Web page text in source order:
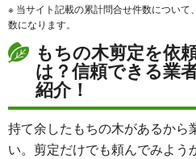
※ 当サイト記載の累計問合せ件数につい
数になります。
もちの木剪定を依
は？信頼できる業
紹介！
持て余したもちの木があるから
い。剪定だけでも頼んでみよう